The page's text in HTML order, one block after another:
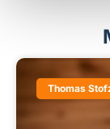
Thomas